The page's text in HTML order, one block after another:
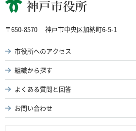
神戸市役所
〒650-8570 神戸市中央区加納町6-5-1
市役所へのアクセス
組織から探す
よくある質問と回答
お問い合わせ